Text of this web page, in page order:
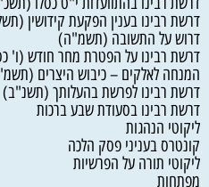
דרשת רבינו בענין הפקעת קידושין
דרוש על התשובה (תשמ"ה)
דרשת רבינו על הפטרת מחר חודש (ו'
המנחה לאלקים – כיבוש היצרים
דרשת רבינו לפרשת בהעלותך (תשנ"ב)
דרשת רבינו בסעודת שבע ברכות
ליקוטי הנהגות
קונטרס בעניני פסק הלכה
ליקוטי תורה על הפרשיות
מפתחות